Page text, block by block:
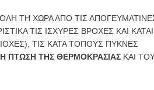
ΤΗ ΧΩΡΑ ΑΠΟ ΤΙΣ
ΤΙΣ ΙΣΧΥΡΕΣ ΒΡΟΧΕΣ ΚΑΙ
ΤΙΣ ΚΑΤΑ ΤΟΠΟΥΣ ΠΥΚΝΕΣ
ΠΤΩΣΗ ΤΗΣ ΘΕΡΜΟΚΡΑΣΙΑΣ ΚΑΙ